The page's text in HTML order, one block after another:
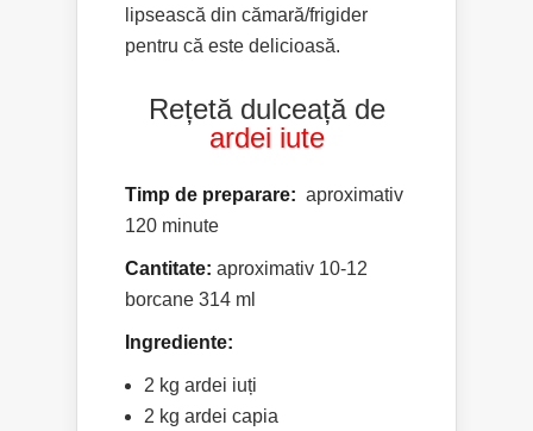
lipsească din cămară/frigider
pentru că este delicioasă.
Rețetă dulceață de
ardei iute
Timp de preparare: aproximativ
120 minute
Cantitate: aproximativ 10-12
borcane 314 ml
Ingrediente:
2 kg ardei iuți
2 kg ardei capia